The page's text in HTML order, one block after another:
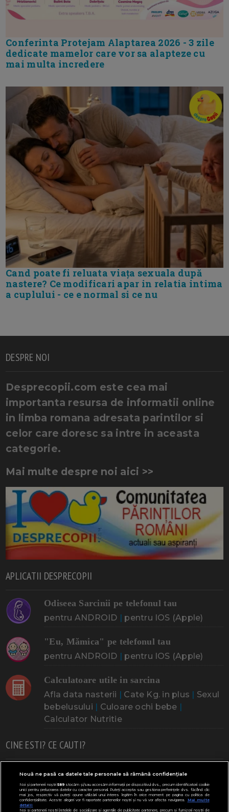
Conferinta Protejam Alaptarea 2026 - 3 zile
dedicate mamelor care vor sa alapteze cu
mai multa incredere
Cand poate fi reluata viața sexuala după
nastere? Ce modificari apar in relatia intima
a cuplului - ce e normal si ce nu
DESPRE NOI
Desprecopii.com este cea mai
importanta resursa de informatii online
in limba romana adresata parintilor si
celor care doresc sa intre in aceasta
categorie.
Mai multe despre noi aici >>
APLICATII DESPRECOPII
Odiseea Sarcinii pe telefonul tau
pentru ANDROID | pentru IOS (Apple)
"Eu, Mămica" pe telefonul tau
pentru ANDROID | pentru IOS (Apple)
Calculatoare utile in sarcina
Afla data nasterii | Cate Kg. in plus | Sexul
bebelusului | Culoare ochi bebe |
Calculator Nutritie
CINE ESTI? CE CAUTI?
Doresc un copil Adoptia Probleme cu sarcina
Urmeaza sa nasc Probleme alaptare Bebe plange
Bebe febra Caut bona Cresa, Gradinta
Nouă ne pasă ca datele tale personale să rămână confidențiale
Noi și partenerii noștri589stocăm și/sau accesăm informații pe dispozitivul dvs., precum identificatorii cookie
unici pentru prelucrarea datelor cu caracter personal. Puteți accepta sau gestiona preferințele dvs. făcând clic
mai jos, respectiv vă puteți opune utilizării unui interes legitim în orice moment pe pagina cu politica de
confidențialitate. Aceste alegeri vor fi raportate partenerilor noștri și nu vă vor afecta navigarea.
Mai multe
detalii
Noi si partenerii nostri (retelele de socializare si agentiile de publicitate partenere, precum si furnizorii nostri de